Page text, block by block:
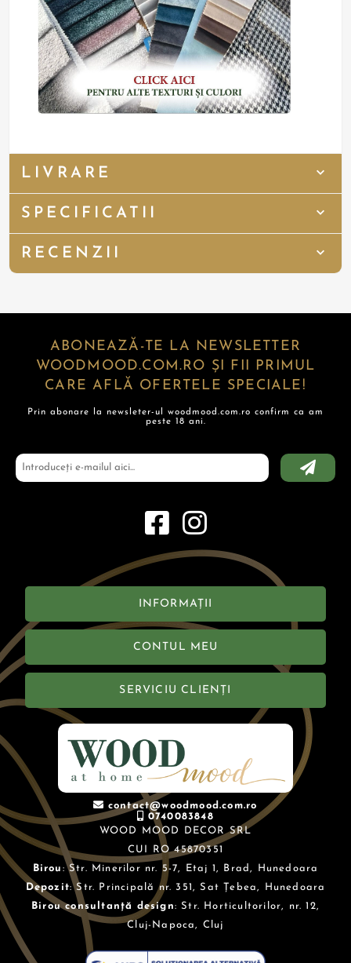
LIVRARE
SPECIFICATII
RECENZII
ABONEAZĂ-TE LA NEWSLETTER
WOODMOOD.COM.RO ȘI FII PRIMUL
CARE AFLĂ OFERTELE SPECIALE!
Prin abonare la newsleter-ul woodmood.com.ro confirm ca am
peste 18 ani.
INFORMAȚII
CONTUL MEU
SERVICIU CLIENȚI
contact@woodmood.com.ro
0740083848
WOOD MOOD DECOR SRL
CUI RO 45870351
Birou : Str. Minerilor nr. 5-7, Etaj 1, Brad, Hunedoara
Depozit: Str. Principală nr. 351, Sat Țebea, Hunedoara
Birou consultanță design: Str. Horticultorilor, nr. 12,
Cluj-Napoca, Cluj